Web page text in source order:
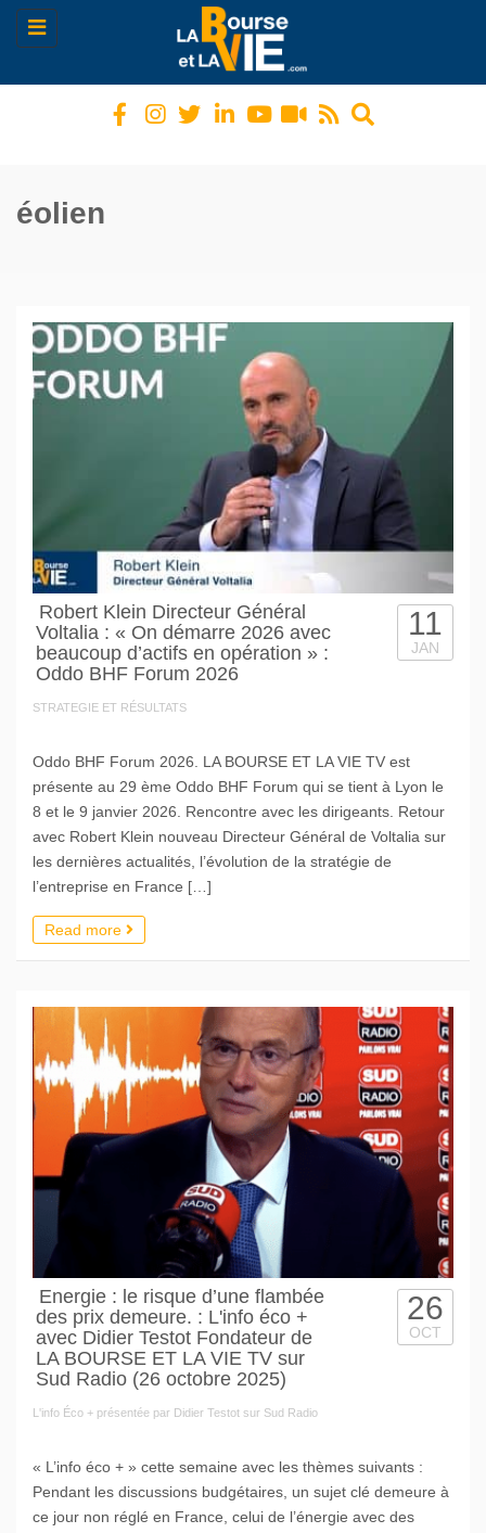
Toggle
navigation
éolien
Robert Klein Directeur Général
Voltalia : « On démarre 2026 avec
beaucoup d’actifs en opération » :
Oddo BHF Forum 2026
STRATEGIE ET RÉSULTATS
11
JAN
Oddo BHF Forum 2026. LA BOURSE ET LA VIE TV est
présente au 29 ème Oddo BHF Forum qui se tient à Lyon le
8 et le 9 janvier 2026. Rencontre avec les dirigeants. Retour
avec Robert Klein nouveau Directeur Général de Voltalia sur
les dernières actualités, l’évolution de la stratégie de
l’entreprise en France […]
Read more
Energie : le risque d’une flambée
des prix demeure. : L'info éco +
avec Didier Testot Fondateur de
LA BOURSE ET LA VIE TV sur
Sud Radio (26 octobre 2025)
L'info Éco + présentée par Didier Testot sur Sud Radio
26
OCT
« L’info éco + » cette semaine avec les thèmes suivants :
Pendant les discussions budgétaires, un sujet clé demeure à
ce jour non réglé en France, celui de l’énergie avec des